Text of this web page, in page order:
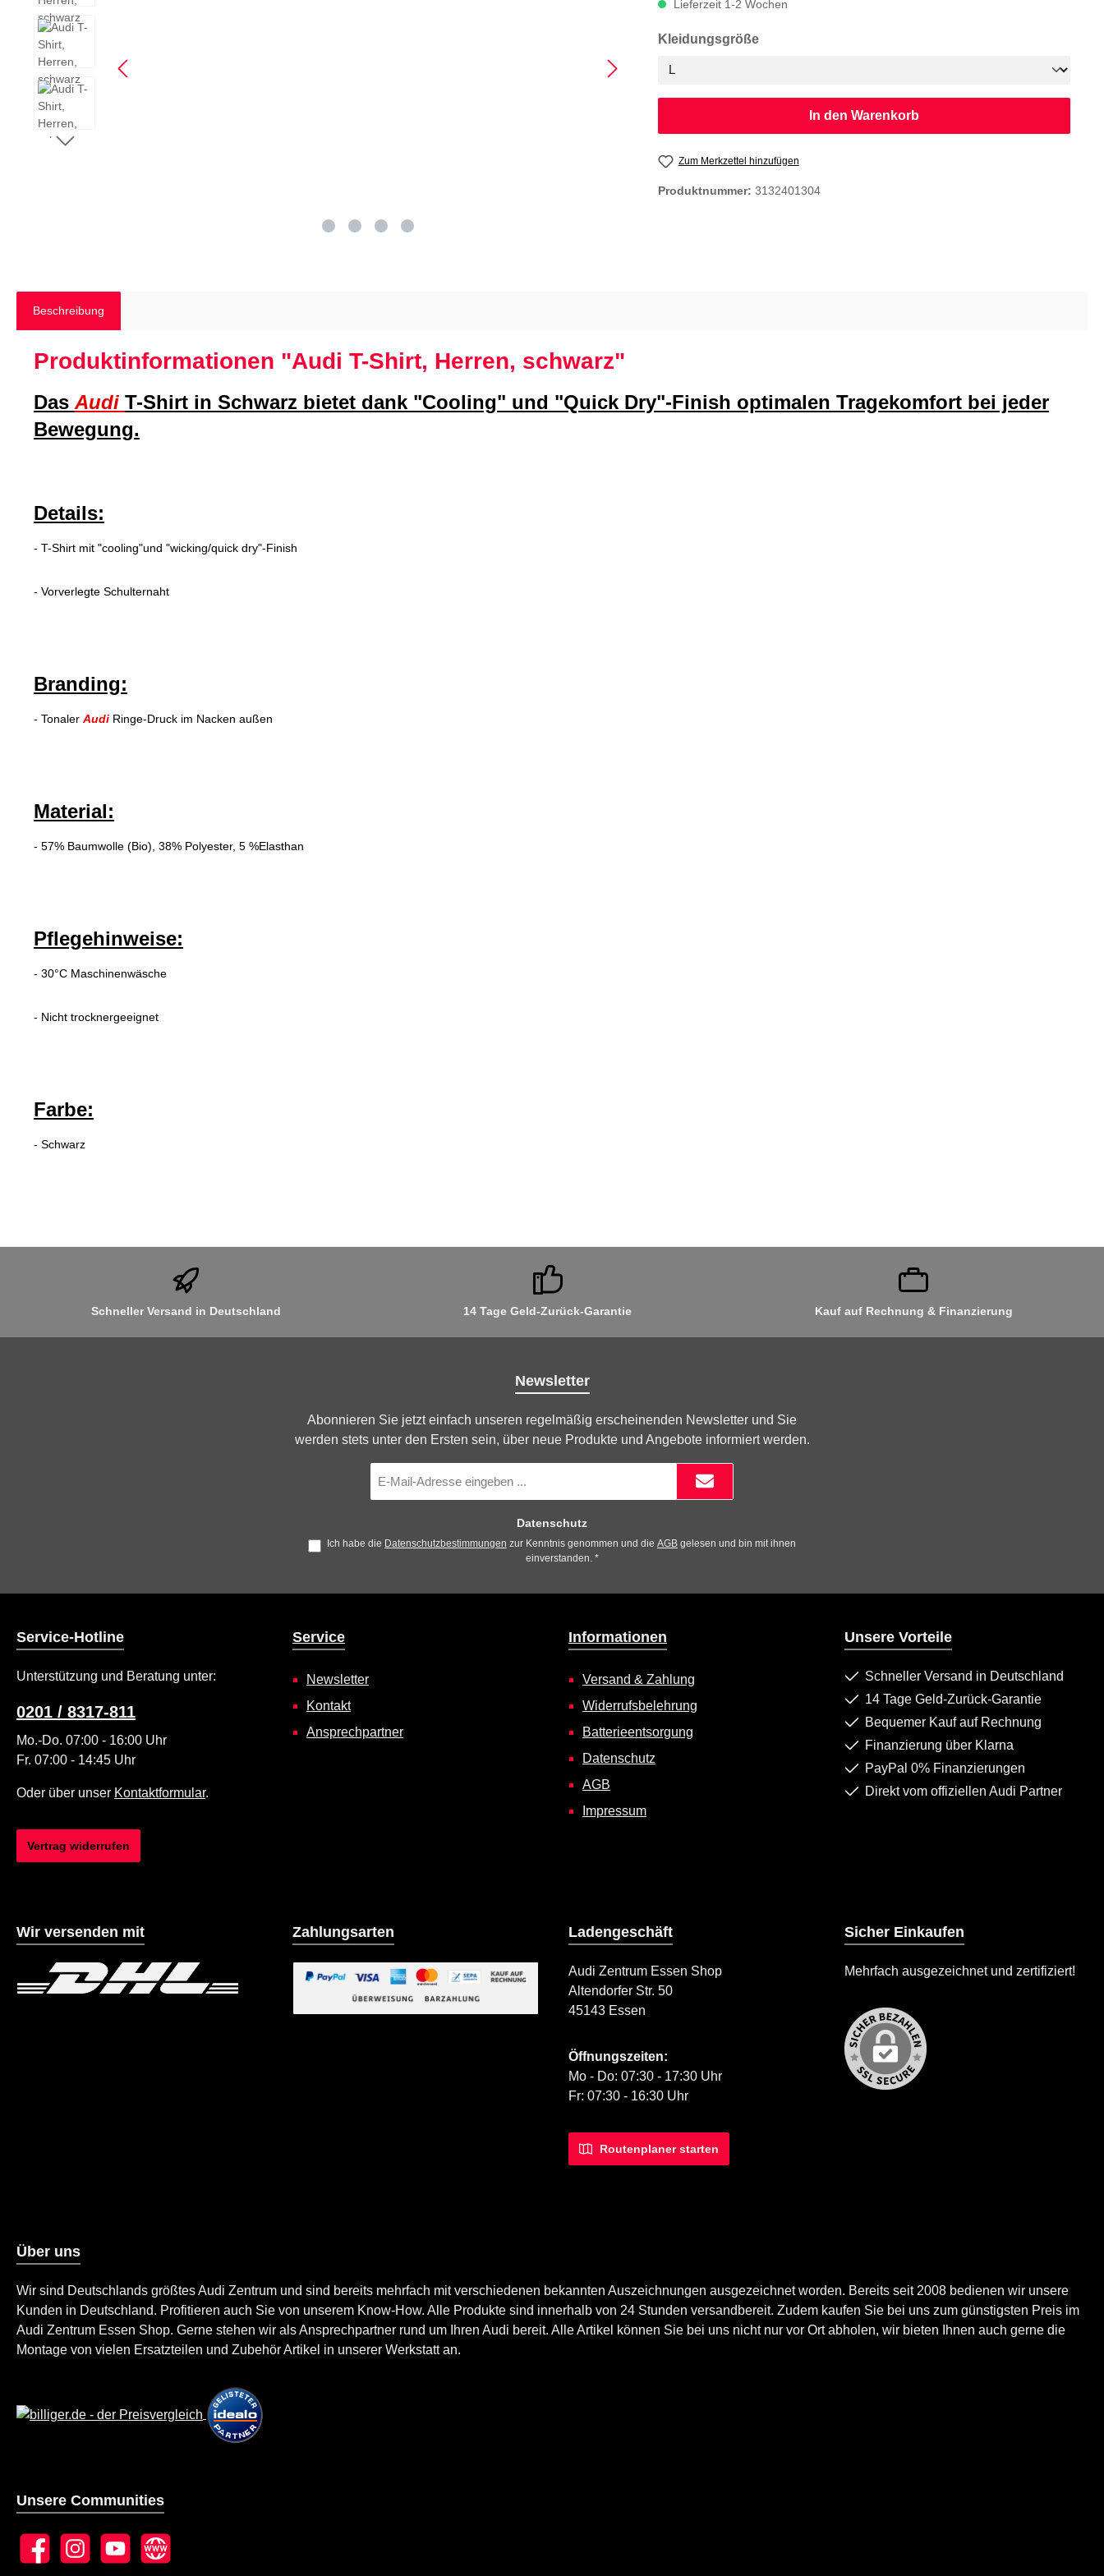
Lieferzeit 1-2 Wochen
Kleidungsgrößeauswählen
In den Warenkorb
Zum Merkzettel hinzufügen
Produktnummer: 3132401304
Beschreibung
Produktinformationen "Audi T-Shirt, Herren, schwarz"
Das Audi T-Shirt in Schwarz bietet dank "Cooling" und "Quick Dry"-Finish optimalen Tragekomfort bei jeder
Bewegung.
Details:
- T-Shirt mit "cooling"und "wicking/quick dry"-Finish
- Vorverlegte Schulternaht
Branding:
- Tonaler Audi Ringe-Druck im Nacken außen
Material:
- 57% Baumwolle (Bio), 38% Polyester, 5 %Elasthan
Pflegehinweise:
- 30°C Maschinenwäsche
- Nicht trocknergeeignet
Farbe:
- Schwarz
Schneller Versand in Deutschland 14 Tage Geld-Zurück-Garantie Kauf auf Rechnung & Finanzierung
Newsletter
Abonnieren Sie jetzt einfach unseren regelmäßig erscheinenden Newsletter und Sie
werden stets unter den Ersten sein, über neue Produkte und Angebote informiert werden.
Mail-
Datenschutz
Ich habe die Datenschutzbestimmungen zur Kenntnis genommen und die AGB gelesen und bin mit ihnen
einverstanden. *
Service-Hotline
Unterstützung und Beratung unter:
0201 / 8317-811
Mo.-Do. 07:00 - 16:00 Uhr
Fr. 07:00 - 14:45 Uhr
Oder über unser Kontaktformular.
Vertrag widerrufen
Service
Newsletter
Kontakt
Ansprechpartner
Informationen
Versand & Zahlung
Widerrufsbelehrung
Batterieentsorgung
Datenschutz
AGB
Impressum
Unsere Vorteile
Schneller Versand in Deutschland
14 Tage Geld-Zurück-Garantie
Bequemer Kauf auf Rechnung
Finanzierung über Klarna
PayPal 0% Finanzierungen
Direkt vom offiziellen Audi Partner
Wir versenden mit
Benutzerdefiniertes Bild 2
Zahlungsarten Ladengeschäft
Audi Zentrum Essen Shop
Altendorfer Str. 50
45143 Essen
Öffnungszeiten:
Mo - Do: 07:30 - 17:30 Uhr
Fr: 07:30 - 16:30 Uhr
Routenplaner starten
Sicher Einkaufen
Mehrfach ausgezeichnet und zertifiziert!
Über uns
Wir sind Deutschlands größtes Audi Zentrum und sind bereits mehrfach mit verschiedenen bekannten Auszeichnungen ausgezeichnet worden. Bereits seit 2008 bedienen wir unsere
Kunden in Deutschland. Profitieren auch Sie von unserem Know-How. Alle Produkte sind innerhalb von 24 Stunden versandbereit. Zudem kaufen Sie bei uns zum günstigsten Preis im
Audi Zentrum Essen Shop. Gerne stehen wir als Ansprechpartner rund um Ihren Audi bereit. Alle Artikel können Sie bei uns nicht nur vor Ort abholen, wir bieten Ihnen auch gerne die
Montage von vielen Ersatzteilen und Zubehör Artikel in unserer Werkstatt an.
Unsere Communities
FacebookInstagramYouTubeWebsite